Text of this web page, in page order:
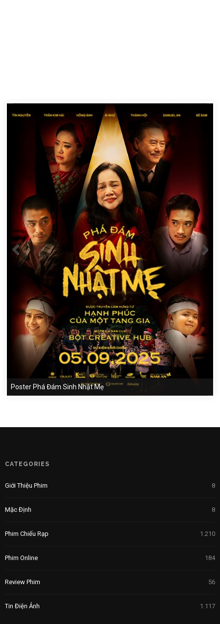
Poster Phá Đám Sinh Nhật Mẹ
CATEGORIES
Giới Thiệu Phim 8
Mặc Định 8
Phim Chiếu Rạp 1.210
Phim Online 184
Review Phim 56
Tin Điện Ảnh 1.117